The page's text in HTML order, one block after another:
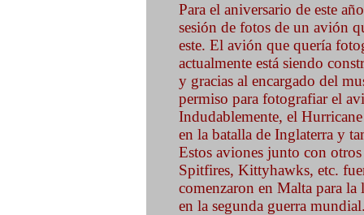
Para el aniversario de este
sesión de fotos de un avión
este. El avión que quería
actualmente está siendo
y gracias al encargado del
permiso para fotografiar el
Indudablemente, el
en la batalla de Inglaterra y
Estos aviones junto con
Spitfires, Kittyhawks, etc.
comenzaron en Malta para
en la segunda guerra